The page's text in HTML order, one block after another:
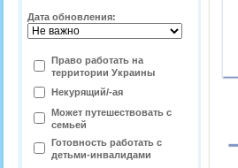
Дата обновления:
Право работать на
территории Украины
Некурящий/-ая
Может путешествовать с
семьей
Готовность работать с
детьми-инвалидами